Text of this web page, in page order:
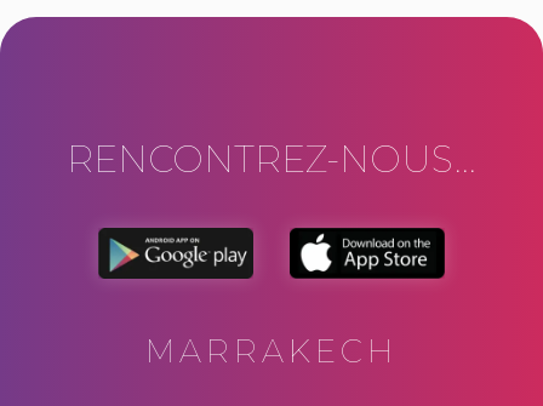
RENCONTREZ-NOUS...
MARRAKECH